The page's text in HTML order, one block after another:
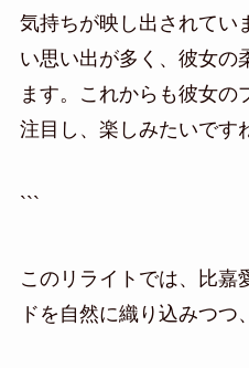
気持ちが映し出されてい
い思い出が多く、彼女の
ます。これからも彼女の
注目し、楽しみたいです
```
このリライトでは、比嘉
ドを自然に織り込みつつ